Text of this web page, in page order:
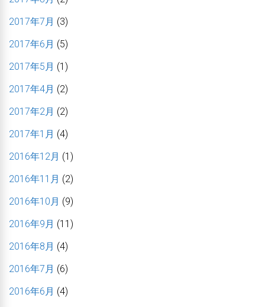
2017年7月 (3)
2017年6月 (5)
2017年5月 (1)
2017年4月 (2)
2017年2月 (2)
2017年1月 (4)
2016年12月 (1)
2016年11月 (2)
2016年10月 (9)
2016年9月 (11)
2016年8月 (4)
2016年7月 (6)
2016年6月 (4)